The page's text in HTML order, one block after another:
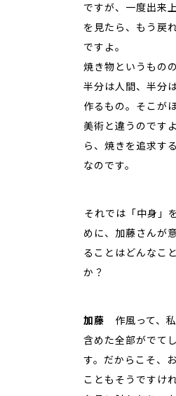
ですが、一度出来
を見たら、もう戻
ですよ。
焼き物というもの
半分は人間、半分
作るもの。そこが
美術と違うのです
ら、焼きを追求す
なのです。
――それでは「中身」
めに、加藤さんが
ることはどんなこ
か？
加藤 作風って、
含めた全部がでて
す。だからこそ、
こともそうですけ